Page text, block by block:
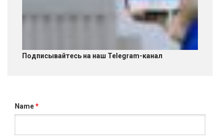
Подписывайтесь на наш Telegram-канал
Name*